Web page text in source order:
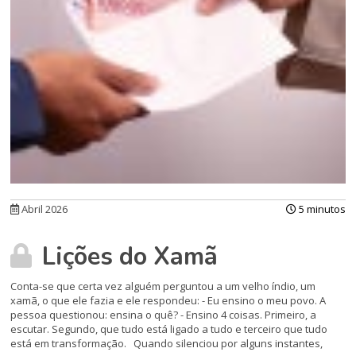
Abril 2026 5 minutos
Lições do Xamã
Conta-se que certa vez alguém perguntou a um velho índio, um
xamã, o que ele fazia e ele respondeu: - Eu ensino o meu povo. A
pessoa questionou: ensina o quê? - Ensino 4 coisas. Primeiro, a
escutar. Segundo, que tudo está ligado a tudo e terceiro que tudo
está em transformação. Quando silenciou por alguns instantes,